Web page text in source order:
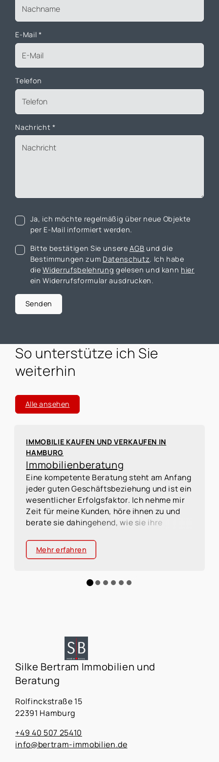
E-Mail *
Telefon
Nachricht *
Ja, ich möchte regelmäßig über neue Objekte
per E-Mail informiert werden.
Bitte bestätigen Sie unsereAGB und die
Bestimmungen zum Datenschutz. Ich habe
dieWiderrufsbelehrung gelesen und kann hier
ein Widerrufsformular ausdrucken.
Senden
So unterstütze ich Sie
weiterhin
Alle ansehen
IMMOBILIE KAUFEN UND VERKAUFEN IN
HAMBURG
Immobilienberatung
Eine kompetente Beratung steht am Anfang
jeder guten Geschäftsbeziehung und ist ein
wesentlicher Erfolgsfaktor. Ich nehme mir
Zeit für meine Kunden, höre ihnen zu und
berate sie dahingehend, wie sie ihre
können. Sie profitieren dabei von meinem
umfassenden Fachwissen in den Bereichen
meiner Kenntnis verschiedener
Mehr erfahren
Silke Bertram Immobilien und
Beratung
Rolfinckstraße 15
22391 Hamburg
+49 40 507 25410
info@bertram-immobilien.de